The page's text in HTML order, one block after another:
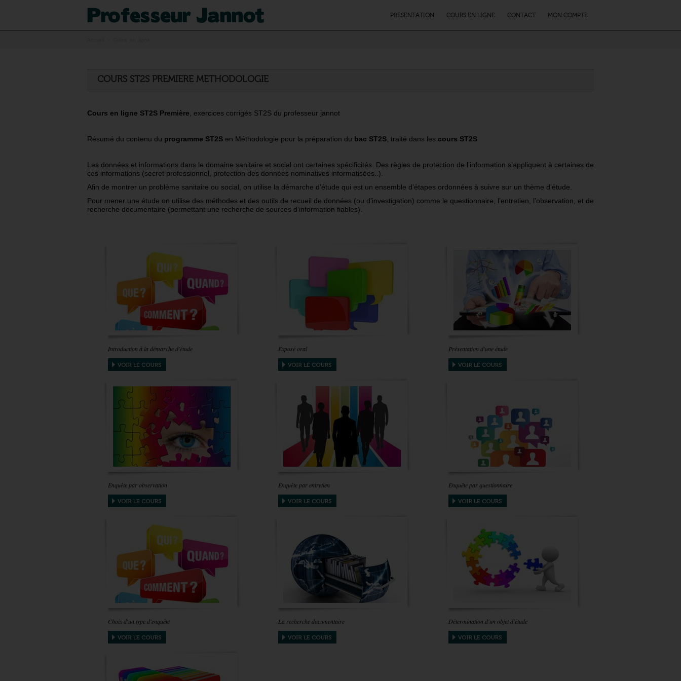
PRESENTATION COURS EN LIGNE CONTACT MON COMPTE
COURS ST2S PREMIERE METHODOLOGIE
Cours en ligne ST2S Première , exercices corrigés ST2S du professeur jannot
Résumé du contenu du programme ST2S en Méthodologie pour la préparation du bac ST2S , traité dans les cours ST2S
Les données et informations dans le domaine sanitaire et social ont certaines spécificités. Des règles de protection de l’information s’appliquent à certaines de
ces informations (secret professionnel, protection des données nominatives informatisées..).
Afin de montrer un problème sanitaire ou social, on utilise la démarche d’étude qui est un ensemble d’étapes ordonnées à suivre sur un thème d’étude.
Pour mener une étude on utilise des méthodes et des outils de recueil de données (ou d’investigation) comme le questionnaire, l’entretien, l’observation, et de
recherche documentaire (permettant une recherche de sources d’information fiables).
Introduction à la démarche d'étude Exposé oral Présentation d'une étude
Enquête par observation Enquête par entretien Enquête par questionnaire
Choix d'un type d'enquête La recherche documentaire Détermination d'un objet d'étude